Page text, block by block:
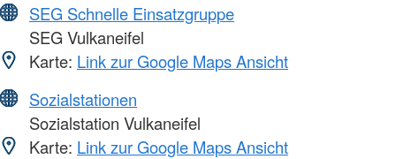
SEG Schnelle Einsatzgruppe
SEG Vulkaneifel
Karte: Link zur Google Maps Ansicht
Sozialstationen
Sozialstation Vulkaneifel
Karte: Link zur Google Maps Ansicht